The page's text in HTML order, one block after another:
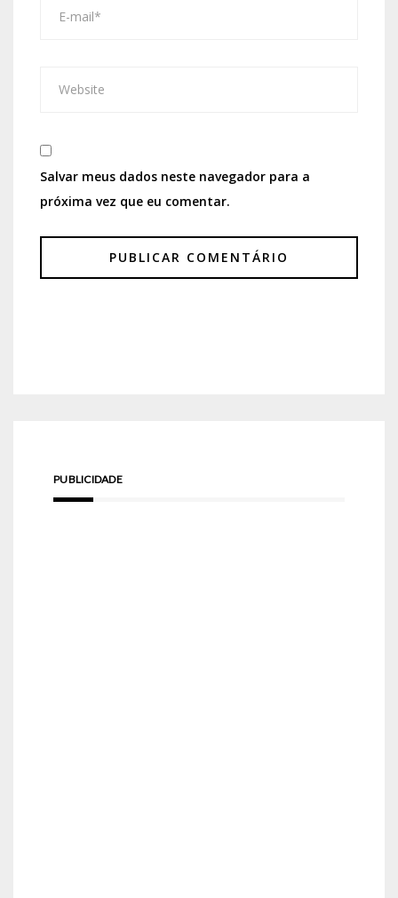
Salvar meus dados neste navegador para a
próxima vez que eu comentar.
PUBLICIDADE